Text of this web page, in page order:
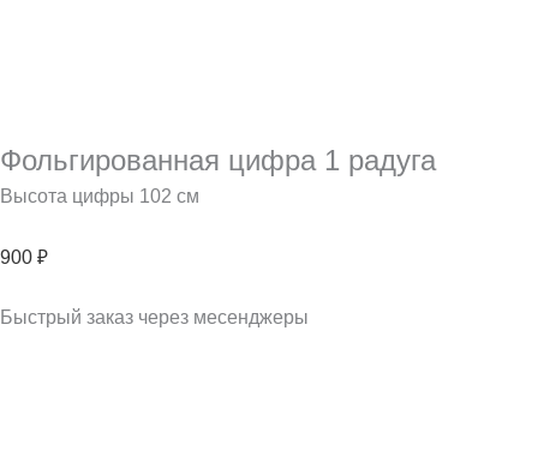
Фольгированная цифра 1 радуга
Высота цифры 102 см
900 ₽
Быстрый заказ через месенджеры